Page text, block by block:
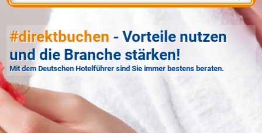
#direktbuchen - Vorteile nutzen
und die Branche stärken!
Mit dem Deutschen Hotelführer sind Sie immer bestens beraten.